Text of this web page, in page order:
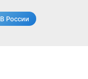
В России